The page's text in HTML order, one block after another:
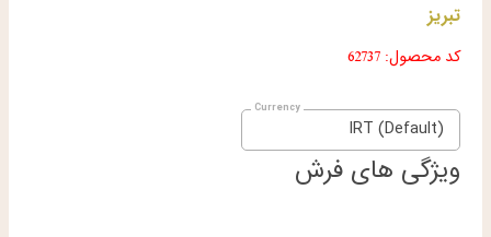
تبریز
کد محصول: 62737
IRT (Default)
ویژگی های فرش